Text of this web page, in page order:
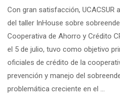
Con gran satisfacción, UCACSUR
del taller InHouse sobre
Cooperativa de Ahorro y Crédito
el 5 de julio, tuvo como objetivo
oficiales de crédito de la
prevención y manejo del
problemática creciente en el …